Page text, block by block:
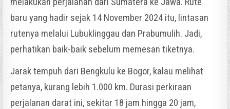
baru yang hadir sejak 14 November 2024 itu, lintasan
rutenya melalui Lubuklinggau dan Prabumulih. Jadi,
perhatikan baik-baik sebelum memesan tiketnya.
Jarak tempuh dari Bengkulu ke Bogor, kalau melihat
petanya, kurang lebih 1.000 km. Durasi perkiraan
perjalanan darat ini, sekitar 18 jam hingga 20 jam,